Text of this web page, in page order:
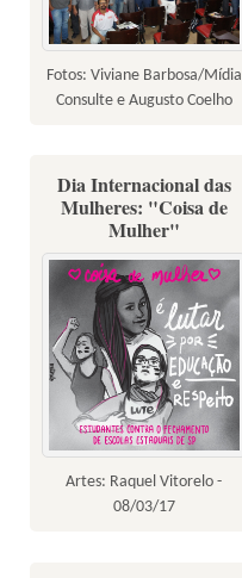
Fotos: Viviane Barbosa/Mídia
Consulte e Augusto Coelho
Dia Internacional das
Mulheres: "Coisa de
Mulher"
Artes: Raquel Vitorelo -
08/03/17